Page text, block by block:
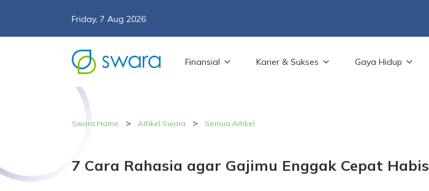
Friday, 7 Aug 2026
Finansial Karier & Sukses Gaya Hidup
Swara Home > Artikel Swara > Semua Artikel
7 Cara Rahasia agar Gajimu Enggak Cepat Habis